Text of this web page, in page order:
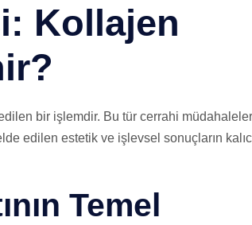
Kollajen
bir işlemdir. Bu tür cerrahi
edilen estetik ve işlevsel sonuçların
Temel